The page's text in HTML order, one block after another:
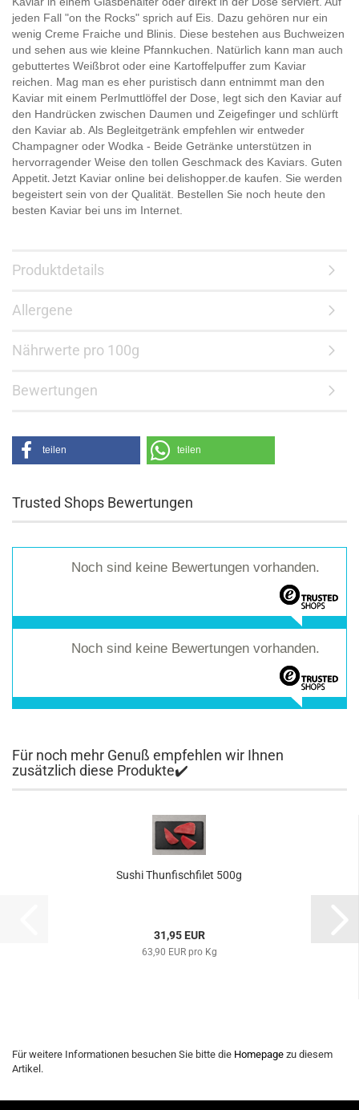
jeden Fall "on the Rocks" sprich auf Eis. Dazu gehören nur ein
wenig Creme Fraiche und Blinis. Diese bestehen aus Buchweizen
und sehen aus wie kleine Pfannkuchen. Natürlich kann man auch
gebuttertes Weißbrot oder eine Kartoffelpuffer zum Kaviar
reichen. Mag man es eher puristisch dann entnimmt man den
Kaviar mit einem Perlmuttlöffel der Dose, legt sich den Kaviar auf
den Handrücken zwischen Daumen und Zeigefinger und schlürft
den Kaviar ab. Als Begleitgetränk empfehlen wir entweder
Champagner oder Wodka - Beide Getränke unterstützen in
hervorragender Weise den tollen Geschmack des Kaviars. Guten
Appetit. Jetzt Kaviar online bei delishopper.de kaufen. Sie werden
begeistert sein von der Qualität. Bestellen Sie noch heute den
besten Kaviar bei uns im Internet.
Produktdetails
Allergene
Nährwerte pro 100g
Bewertungen
teilen teilen
Trusted Shops Bewertungen
Noch sind keine Bewertungen vorhanden.
Noch sind keine Bewertungen vorhanden.
Für noch mehr Genuß empfehlen wir Ihnen
zusätzlich diese Produkte✔️
Sushi Thunfischfilet 500g
31,95 EUR
63,90 EUR pro Kg
Für weitere Informationen besuchen Sie bitte die Homepage zu diesem
Artikel.